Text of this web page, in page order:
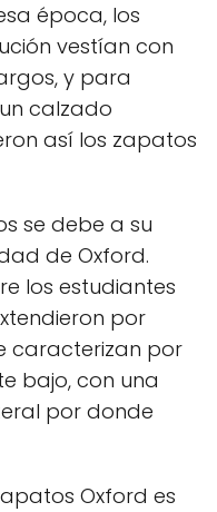
época, los
vestían con
y para
calzado
así los zapatos
se debe a su
de Oxford.
los estudiantes
por
caracterizan por
bajo, con una
por donde
Oxford es